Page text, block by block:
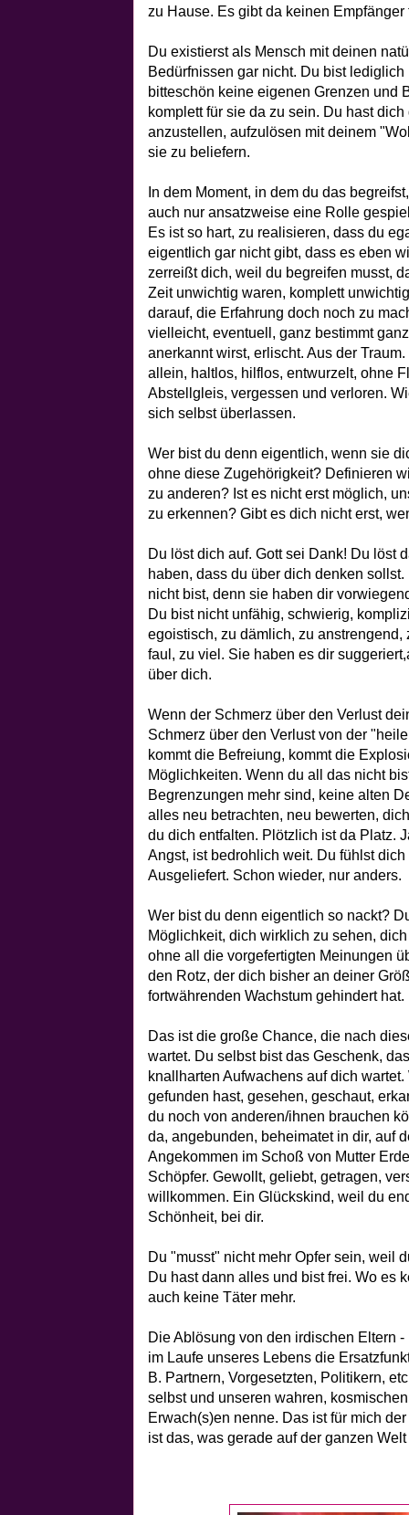
zu Hause. Es gibt da keinen
Du existierst als Mensch mit deinen
Bedürfnissen gar nicht. Du bist
bitteschön keine eigenen Grenzen und
komplett für sie da zu sein. Du hast
anzustellen, aufzulösen mit deinem
sie zu beliefern.
In dem Moment, in dem du das
auch nur ansatzweise eine Rolle
Es ist so hart, zu realisieren, dass du
eigentlich gar nicht gibt, dass es eben
zerreißt dich, weil du begreifen musst,
Zeit unwichtig waren, komplett
darauf, die Erfahrung doch noch zu
vielleicht, eventuell, ganz bestimmt
anerkannt wirst, erlischt. Aus der
allein, haltlos, hilflos, entwurzelt, ohne
Abstellgleis, vergessen und verloren.
sich selbst überlassen.
Wer bist du denn eigentlich, wenn sie
ohne diese Zugehörigkeit? Definieren
zu anderen? Ist es nicht erst möglich,
zu erkennen? Gibt es dich nicht erst,
Du löst dich auf. Gott sei Dank! Du löst
haben, dass du über dich denken
nicht bist, denn sie haben dir
Du bist nicht unfähig, schwierig,
egoistisch, zu dämlich, zu
faul, zu viel. Sie haben es dir
über dich.
Wenn der Schmerz über den Verlust
Schmerz über den Verlust von der
kommt die Befreiung, kommt die
Möglichkeiten. Wenn du all das nicht
Begrenzungen mehr sind, keine alten
alles neu betrachten, neu bewerten,
du dich entfalten. Plötzlich ist da Platz.
Angst, ist bedrohlich weit. Du fühlst
Ausgeliefert. Schon wieder, nur anders.
Wer bist du denn eigentlich so nackt?
Möglichkeit, dich wirklich zu sehen,
ohne all die vorgefertigten Meinungen
den Rotz, der dich bisher an deiner
fortwährenden Wachstum gehindert hat.
Das ist die große Chance, die nach
wartet. Du selbst bist das Geschenk,
knallharten Aufwachens auf dich
gefunden hast, gesehen, geschaut,
du noch von anderen/ihnen brauchen
da, angebunden, beheimatet in dir, auf
Angekommen im Schoß von Mutter
Schöpfer. Gewollt, geliebt, getragen,
willkommen. Ein Glückskind, weil du
Schönheit, bei dir.
Du "musst" nicht mehr Opfer sein, weil
Du hast dann alles und bist frei. Wo es
auch keine Täter mehr.
Die Ablösung von den irdischen Eltern
im Laufe unseres Lebens die
B. Partnern, Vorgesetzten, Politikern,
selbst und unseren wahren,
Erwach(s)en nenne. Das ist für mich
ist das, was gerade auf der ganzen